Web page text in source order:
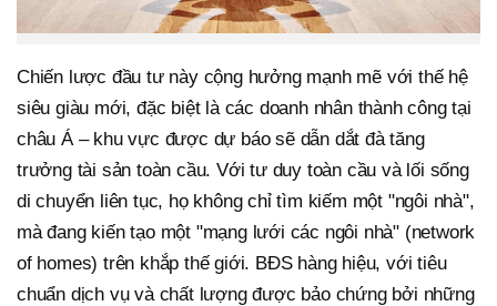
Chiến lược đầu tư này cộng hưởng mạnh mẽ với thế hệ
siêu giàu mới, đặc biệt là các doanh nhân thành công tại
châu Á – khu vực được dự báo sẽ dẫn dắt đà tăng
trưởng tài sản toàn cầu. Với tư duy toàn cầu và lối sống
di chuyển liên tục, họ không chỉ tìm kiếm một "ngôi nhà",
mà đang kiến tạo một "mạng lưới các ngôi nhà" (network
of homes) trên khắp thế giới. BĐS hàng hiệu, với tiêu
chuẩn dịch vụ và chất lượng được bảo chứng bởi những